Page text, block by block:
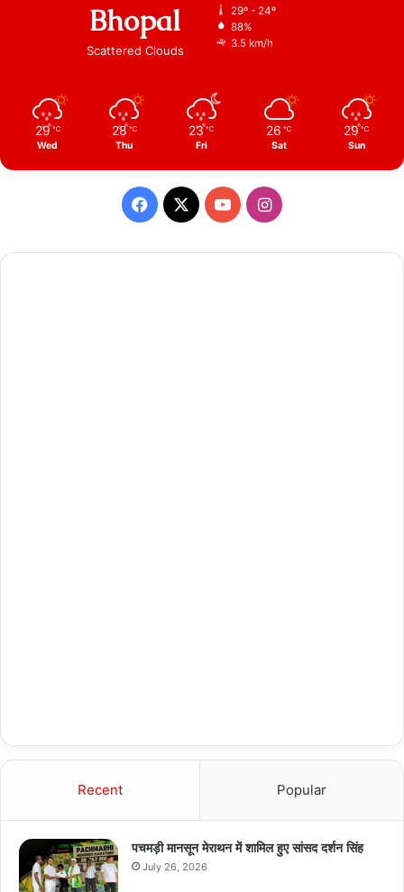
Bhopal
Scattered Clouds
29º - 24º
88%
3.5 km/h
29 ℃
Wed
28 ℃
Thu
23 ℃
Fri
26 ℃
Sat
29 ℃
Sun
Facebook
X YouTubeInstagram
Recent Popular
पचमड़ी मानसून मेराथन में शामिल हुए सांसद दर्शन सिंह
July 26, 2026